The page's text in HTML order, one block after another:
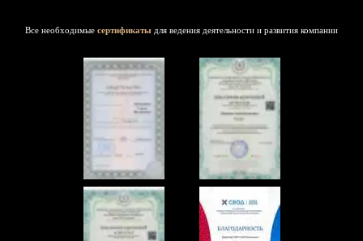
Все необходимые сертификаты для ведения деятельности и развития компании